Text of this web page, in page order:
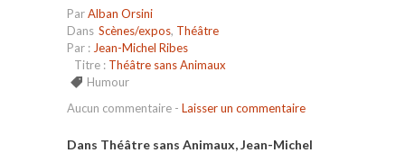
ParAlban Orsini
Dans Scènes/expos, Théâtre
Par : Jean-Michel Ribes
Titre : Théâtre sans Animaux
Humour
Aucun commentaire - Laisser un commentaire
Dans Théâtre sans Animaux, Jean-Michel